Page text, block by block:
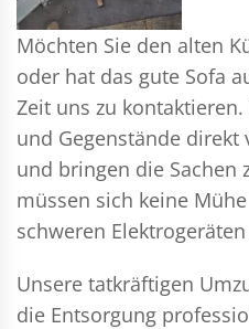
Möchten Sie den alten
oder hat das gute Sofa
Zeit uns zu
und Gegenstände direkt
und bringen die Sachen
müssen sich keine
schweren
Unsere tatkräftigen
die Entsorgung